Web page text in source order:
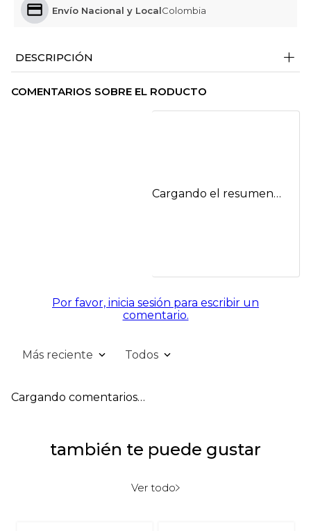
Envío Nacional y LocalColombia
DESCRIPCIÓN +
COMENTARIOS SOBRE EL RODUCTO
Cargando el resumen…
Por favor, inicia sesión para escribir un
comentario.
Más reciente Todos
Cargando comentarios…
también te puede gustar
Ver todo